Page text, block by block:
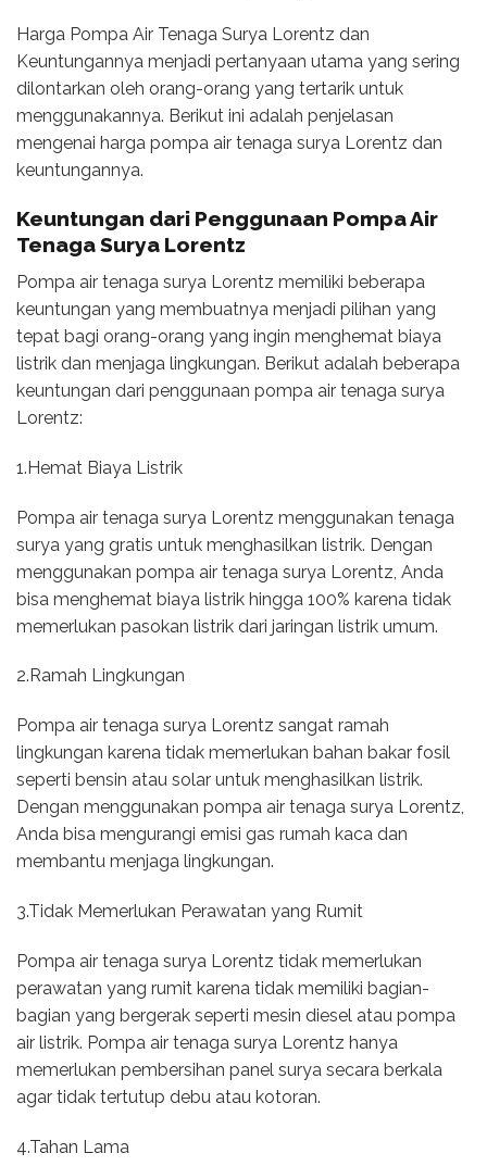
Harga Pompa Air Tenaga Surya Lorentz dan
Keuntungannya menjadi pertanyaan utama yang sering
dilontarkan oleh orang-orang yang tertarik untuk
menggunakannya. Berikut ini adalah penjelasan
mengenai harga pompa air tenaga surya Lorentz dan
keuntungannya.
Keuntungan dari Penggunaan Pompa Air
Tenaga Surya Lorentz
Pompa air tenaga surya Lorentz memiliki beberapa
keuntungan yang membuatnya menjadi pilihan yang
tepat bagi orang-orang yang ingin menghemat biaya
listrik dan menjaga lingkungan. Berikut adalah beberapa
keuntungan dari penggunaan pompa air tenaga surya
Lorentz:
1.Hemat Biaya Listrik
Pompa air tenaga surya Lorentz menggunakan tenaga
surya yang gratis untuk menghasilkan listrik. Dengan
menggunakan pompa air tenaga surya Lorentz, Anda
bisa menghemat biaya listrik hingga 100% karena tidak
memerlukan pasokan listrik dari jaringan listrik umum.
2.Ramah Lingkungan
Pompa air tenaga surya Lorentz sangat ramah
lingkungan karena tidak memerlukan bahan bakar fosil
seperti bensin atau solar untuk menghasilkan listrik.
Dengan menggunakan pompa air tenaga surya Lorentz,
Anda bisa mengurangi emisi gas rumah kaca dan
membantu menjaga lingkungan.
3.Tidak Memerlukan Perawatan yang Rumit
Pompa air tenaga surya Lorentz tidak memerlukan
perawatan yang rumit karena tidak memiliki bagian-
bagian yang bergerak seperti mesin diesel atau pompa
air listrik. Pompa air tenaga surya Lorentz hanya
memerlukan pembersihan panel surya secara berkala
agar tidak tertutup debu atau kotoran.
4.Tahan Lama